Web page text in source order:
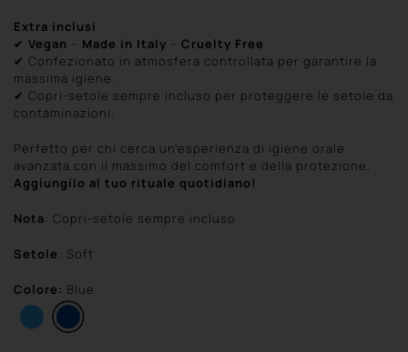
Extra inclusi
✔ Vegan Made in Italy
Cruelty Free
✔ Confezionato in atmosfera controllata per garantire la
massima igiene.
✔ Copri-setole sempre incluso per proteggere le setole da
contaminazioni.
Perfetto per chi cerca un’esperienza di igiene orale
avanzata con il massimo del comfort e della protezione.
Aggiungilo al tuo rituale quotidiano!
Nota: Copri-setole sempre incluso
Setole: Soft
Colore: Blue